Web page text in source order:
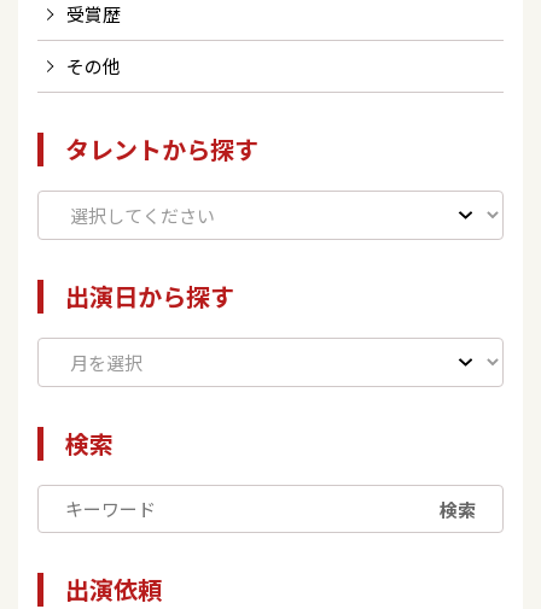
受賞歴
その他
タレントから探す
出演日から探す
検索
検索
出演依頼